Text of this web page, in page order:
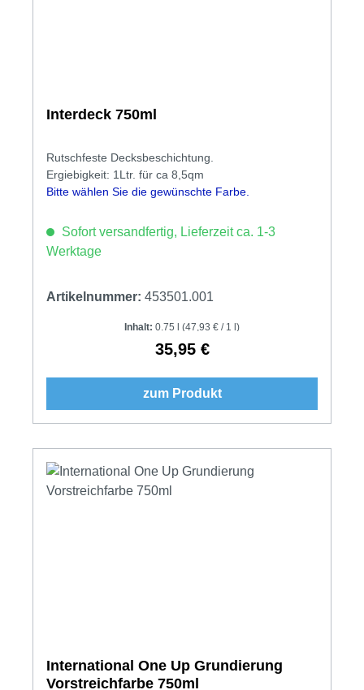
Interdeck 750ml
Rutschfeste Decksbeschichtung.
Ergiebigkeit: 1Ltr. für ca 8,5qm
Bitte wählen Sie die gewünschte Farbe.
Sofort versandfertig, Lieferzeit ca. 1-3
Werktage
Artikelnummer: 453501.001
Inhalt: 0.75 l (47,93 € / 1 l)
Regulärer Preis:
35,95 €
zum Produkt
International One Up Grundierung
Vorstreichfarbe 750ml